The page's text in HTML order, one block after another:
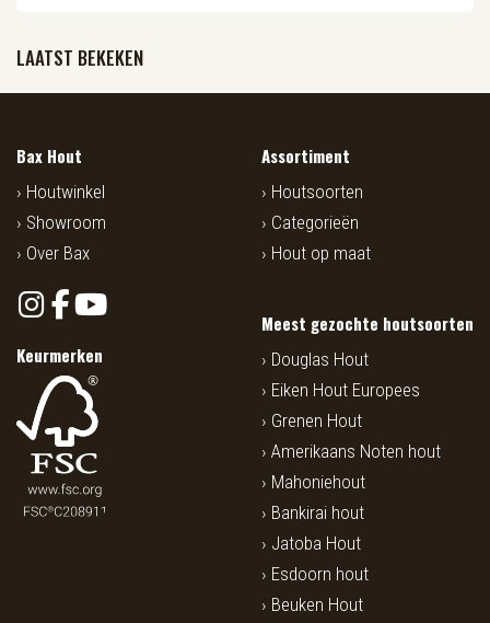
LAATST BEKEKEN
Bax Hout
Houtwinkel
Showroom
Over Bax
Keurmerken
Assortiment
Houtsoorten
Categorieën
Hout op maat
Meest gezochte houtsoorten
Douglas Hout
Eiken Hout Europees
Grenen Hout
Amerikaans Noten hout
Mahoniehout
Bankirai hout
Jatoba Hout
Esdoorn hout
Beuken Hout